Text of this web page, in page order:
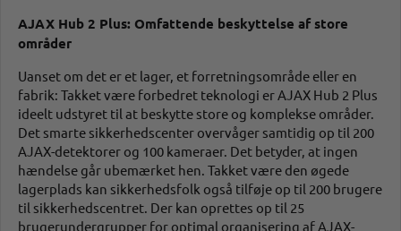
AJAX Hub 2 Plus: Omfattende beskyttelse af store
områder
Uanset om det er et lager, et forretningsområde eller en
fabrik: Takket være forbedret teknologi er AJAX Hub 2 Plus
ideelt udstyret til at beskytte store og komplekse områder.
Det smarte sikkerhedscenter overvåger samtidig op til 200
AJAX-detektorer og 100 kameraer. Det betyder, at ingen
hændelse går ubemærket hen. Takket være den øgede
lagerplads kan sikkerhedsfolk også tilføje op til 200 brugere
til sikkerhedscentret. Der kan oprettes op til 25
brugerundergrupper for optimal organisering af AJAX-